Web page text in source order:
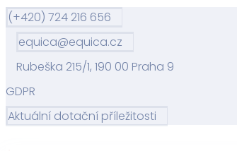
(+420) 724 216 656
equica@equica.cz
Rubeška 215/1, 190 00 Praha 9
GDPR
Aktuální dotační příležitosti